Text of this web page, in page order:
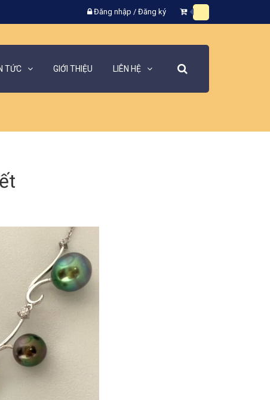
Đăng nhập / Đăng ký
TỨC GIỚI THIỆU LIÊN HỆ